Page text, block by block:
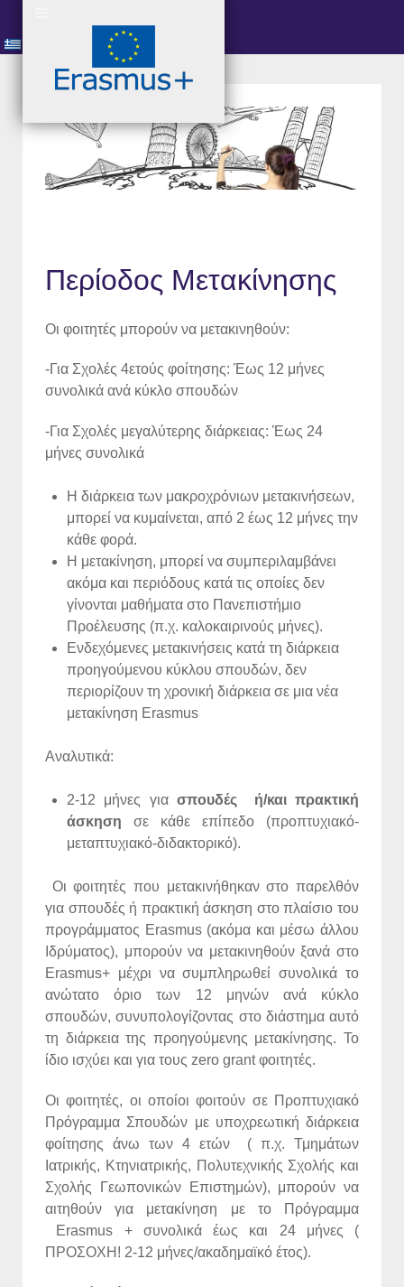
Περίοδος Μετακίνησης
Οι φοιτητές μπορούν να μετακινηθούν:
-Για Σχολές 4ετούς φοίτησης: Έως 12 μήνες
συνολικά ανά κύκλο σπουδών
-Για Σχολές μεγαλύτερης διάρκειας: Έως 24
μήνες συνολικά
Η διάρκεια των μακροχρόνιων μετακινήσεων,
μπορεί να κυμαίνεται, από 2 έως 12 μήνες την
κάθε φορά.
Η μετακίνηση, μπορεί να συμπεριλαμβάνει
ακόμα και περιόδους κατά τις οποίες δεν
γίνονται μαθήματα στο Πανεπιστήμιο
Προέλευσης (π.χ. καλοκαιρινούς μήνες).
Ενδεχόμενες μετακινήσεις κατά τη διάρκεια
προηγούμενου κύκλου σπουδών, δεν
περιορίζουν τη χρονική διάρκεια σε μια νέα
μετακίνηση Erasmus
Αναλυτικά:
2-12 μήνες για σπουδές ή/και πρακτική
άσκηση σε κάθε επίπεδο (προπτυχιακό-
μεταπτυχιακό-διδακτορικό).
Οι φοιτητές που μετακινήθηκαν στο παρελθόν
για σπουδές ή πρακτική άσκηση στο πλαίσιο του
προγράμματος Erasmus (ακόμα και μέσω άλλου
Ιδρύματος), μπορούν να μετακινηθούν ξανά στο
Erasmus+ μέχρι να συμπληρωθεί συνολικά το
ανώτατο όριο των 12 μηνών ανά κύκλο
σπουδών, συνυπολογίζοντας στο διάστημα αυτό
τη διάρκεια της προηγούμενης μετακίνησης. Το
ίδιο ισχύει και για τους zero grant φοιτητές.
Οι φοιτητές, οι οποίοι φοιτούν σε Προπτυχιακό
Πρόγραμμα Σπουδών με υποχρεωτική διάρκεια
φοίτησης άνω των 4 ετών ( π.χ. Τμημάτων
Ιατρικής, Κτηνιατρικής, Πολυτεχνικής Σχολής και
Σχολής Γεωπονικών Επιστημών), μπορούν να
αιτηθούν για μετακίνηση με το Πρόγραμμα
Erasmus + συνολικά έως και 24 μήνες (
ΠΡΟΣΟΧΗ! 2-12 μήνες/ακαδημαϊκό έτος).